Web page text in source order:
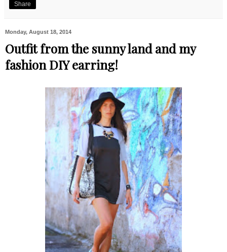
Share
Monday, August 18, 2014
Outfit from the sunny land and my
fashion DIY earring!